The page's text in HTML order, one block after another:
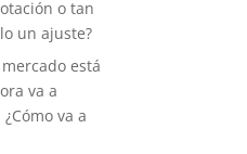
o tan
un ajuste?
está
va a
va a